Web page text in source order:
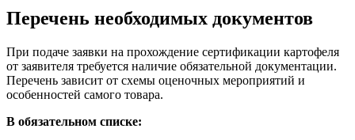
Перечень необходимых документов
При подаче заявки на прохождение сертификации картофеля
от заявителя требуется наличие обязательной документации.
Перечень зависит от схемы оценочных мероприятий и
особенностей самого товара.
В обязательном списке: